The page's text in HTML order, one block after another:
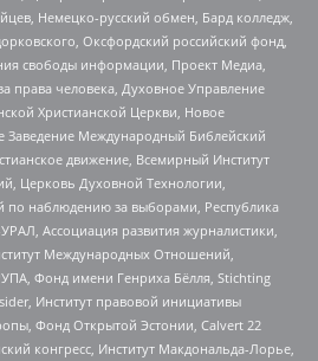
Немецко-русский обмен, Бард колледж,
Оксфордский российский фонд,
свободы информации, Проект Медиа,
права человека, Духовное Управление
Христианской Церкви, Новое
Заведение Международный Библейский
движение, Всемирный Институт
Церковь Духовной Технологии,
по наблюдению за выборами, Республика
Ассоциация развития журналистики,
Международных Отношений,
Фонд имени Генриха Бёлля, Stichting
Институт правовой инициативы
Фонд Открытой Эстонии, Calvert 22
конгресс, Институт Макдональда-Лорье,